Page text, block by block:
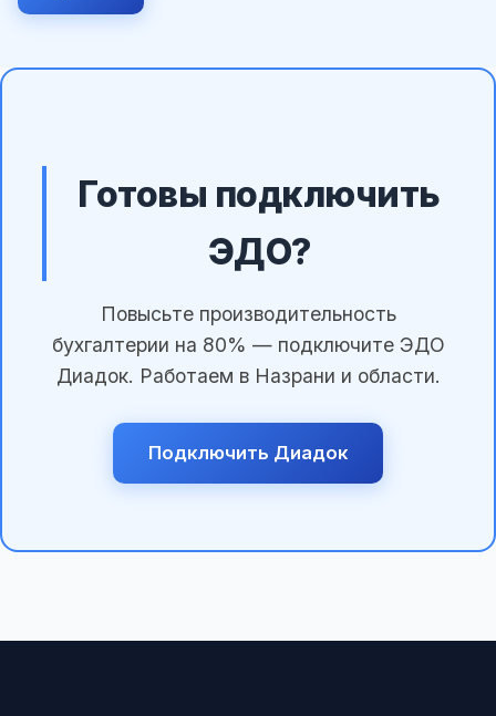
Готовы подключить
ЭДО?
Повысьте производительность
бухгалтерии на 80% — подключите ЭДО
Диадок. Работаем в Назрани и области.
Подключить Диадок